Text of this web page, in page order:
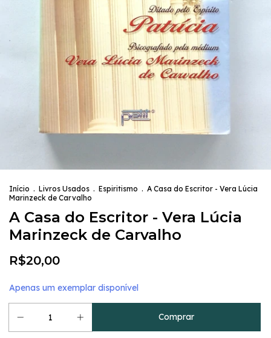
Início . Livros Usados . Espiritismo . A Casa do Escritor - Vera Lúcia
Marinzeck de Carvalho
A Casa do Escritor - Vera Lúcia
Marinzeck de Carvalho
R$20,00
Apenas um exemplar disponível